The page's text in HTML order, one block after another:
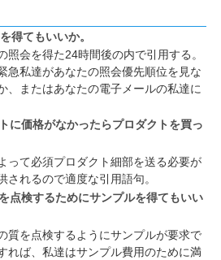
得てもいいか。
照会を得た24時間後の内で引用する。
急私達があなたの照会優先順位を見な
、またはあなたの電子メールの私達に
に価格がなかったらプロダクトを買っ
って必須プロダクト細部を送る必要が
れるので適度な引用語句。
点検するためにサンプルを得てもいい
質を点検するようにサンプルが要求で
れば、私達はサンプル費用のために満